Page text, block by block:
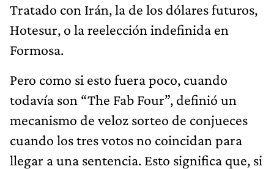
Tratado con Irán, la de los dólares futuros,
Hotesur, o la reelección indefinida en
Formosa.
Pero como si esto fuera poco, cuando
todavía son “The Fab Four”, definió un
mecanismo de veloz sorteo de conjueces
cuando los tres votos no coincidan para
llegar a una sentencia. Esto significa que, si